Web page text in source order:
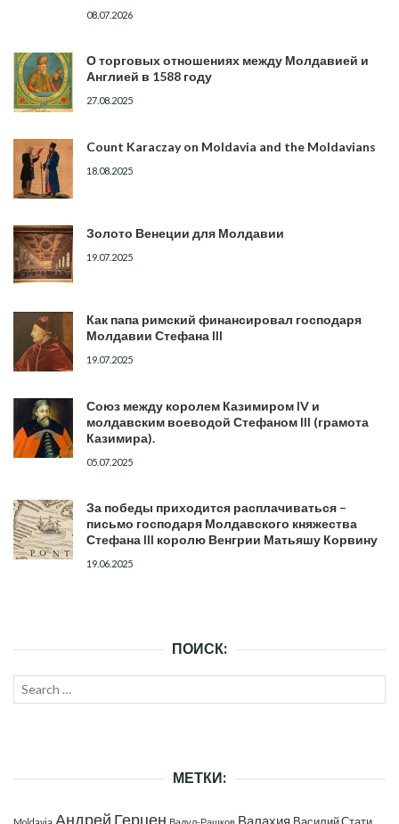
08.07.2026
О торговых отношениях между Молдавией и
Англией в 1588 году
27.08.2025
Count Karaczay on Moldavia and the Moldavians
18.08.2025
Золото Венеции для Молдавии
19.07.2025
Как папа римский финансировал господаря
Молдавии Стефана III
19.07.2025
Союз между королем Казимиром IV и
молдавским воеводой Стефаном III (грамота
Казимира).
05.07.2025
За победы приходится расплачиваться –
письмо господаря Молдавского княжества
Стефана III королю Венгрии Матьяшу Корвину
19.06.2025
ПОИСК:
Search
МЕТКИ:
Андрей Герцен Валахия